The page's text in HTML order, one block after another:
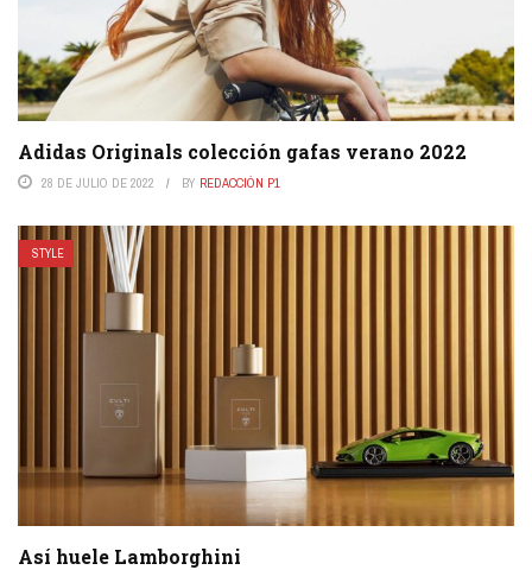
Adidas Originals colección gafas verano 2022
28 DE JULIO DE 2022 BY REDACCIÓN P1
STYLE
Así huele Lamborghini